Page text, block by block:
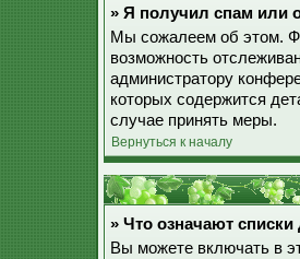
» Я получил спам или
Мы сожалеем об этом.
возможность
администратору
которых содержится
случае принять меры.
Вернуться к началу
» Что означают списки
Вы можете включать в